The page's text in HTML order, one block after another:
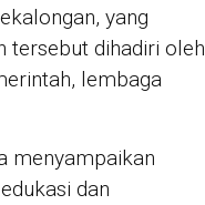
yang
tersebut dihadiri oleh
lembaga
menyampaikan
dan